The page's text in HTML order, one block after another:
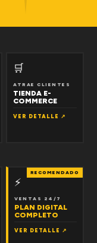
🛒
ATRAE CLIENTES
TIENDA E-
COMMERCE
VER DETALLE ↗
RECOMENDADO
⚡
VENTAS 24/7
PLAN DIGITAL
COMPLETO
VER DETALLE ↗